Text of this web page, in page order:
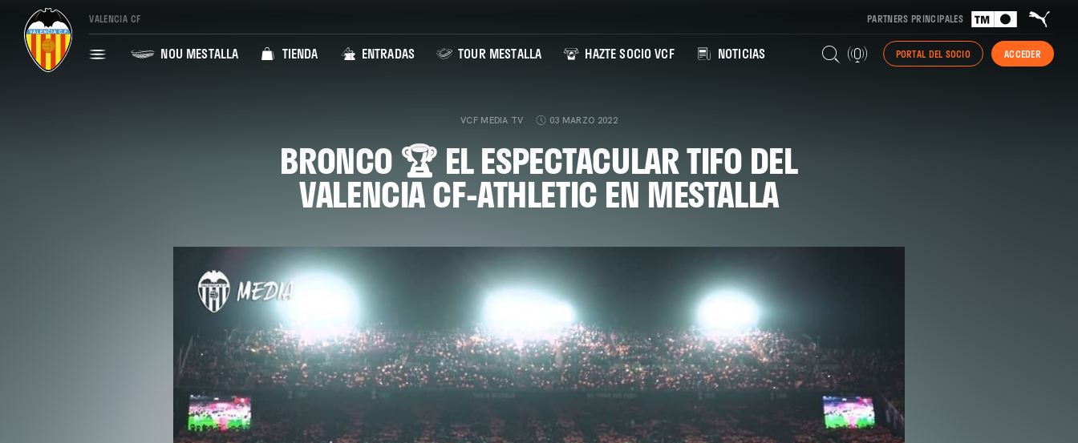
VALENCIA CF PARTNERS PRINCIPALES
NOU MESTALLA TIENDA ENTRADAS TOUR MESTALLA HAZTE SOCIO VCF NOTICIAS PORTAL DEL SOCIO ACCEDER
VCF MEDIA TV 03 MARZO 2022
BRONCO 🏆 EL ESPECTACULAR TIFO DEL
VALENCIA CF-ATHLETIC EN MESTALLA